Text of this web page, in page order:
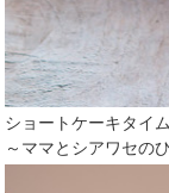
ショートケーキタイ
～ママとシアワセの